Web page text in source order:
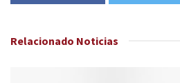
Relacionado Noticias